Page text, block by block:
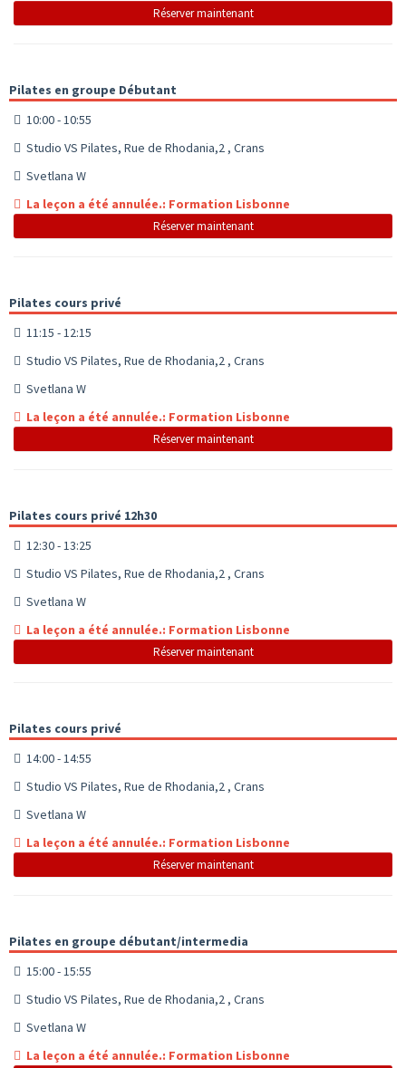
Réserver maintenant
Pilates en groupe Débutant
10:00 - 10:55
Studio VS Pilates, Rue de Rhodania,2 , Crans
Svetlana W
La leçon a été annulée.: Formation Lisbonne
Réserver maintenant
Pilates cours privé
11:15 - 12:15
Studio VS Pilates, Rue de Rhodania,2 , Crans
Svetlana W
La leçon a été annulée.: Formation Lisbonne
Réserver maintenant
Pilates cours privé 12h30
12:30 - 13:25
Studio VS Pilates, Rue de Rhodania,2 , Crans
Svetlana W
La leçon a été annulée.: Formation Lisbonne
Réserver maintenant
Pilates cours privé
14:00 - 14:55
Studio VS Pilates, Rue de Rhodania,2 , Crans
Svetlana W
La leçon a été annulée.: Formation Lisbonne
Réserver maintenant
Pilates en groupe débutant/intermedia
15:00 - 15:55
Studio VS Pilates, Rue de Rhodania,2 , Crans
Svetlana W
La leçon a été annulée.: Formation Lisbonne